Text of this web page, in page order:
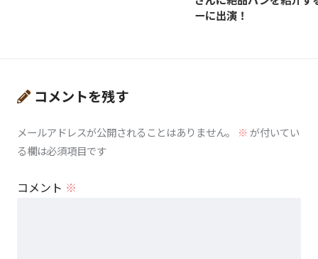
ーに出演！
コメントを残す
メールアドレスが公開されることはありません。 ※が付いてい
る欄は必須項目です
コメント ※